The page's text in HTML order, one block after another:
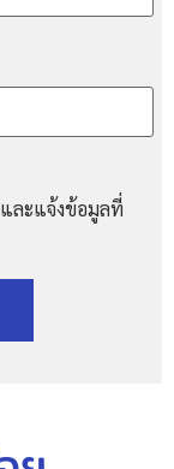
ละแจ้งข้อมูลที่